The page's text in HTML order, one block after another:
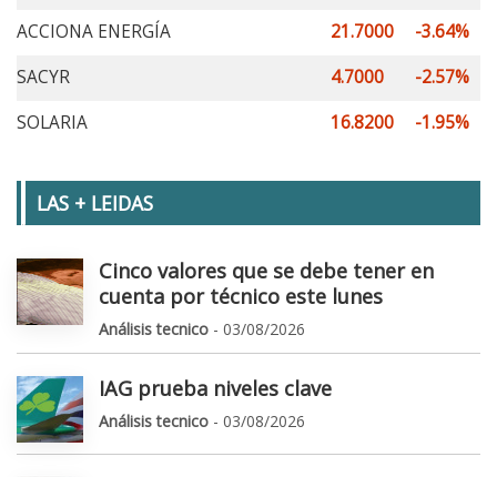
ACCIONA ENERGÍA
21.7000
-3.64%
SACYR
4.7000
-2.57%
SOLARIA
16.8200 -1.95%
LAS + LEIDAS
Cinco valores que se debe tener en
cuenta por técnico este lunes
Análisis tecnico - 03/08/2026
IAG prueba niveles clave
Análisis tecnico - 03/08/2026